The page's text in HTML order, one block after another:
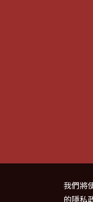
我們將
的隱私